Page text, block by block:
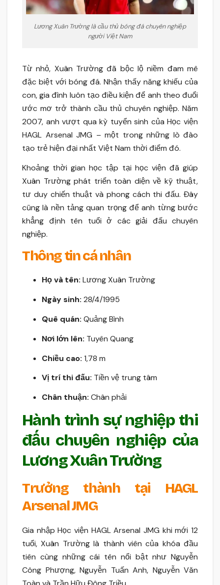
Lương Xuân Trường là cầu thủ bóng đá chuyên nghiệp
người Việt Nam
Từ nhỏ, Xuân Trường đã bộc lộ niềm đam mê
đặc biệt với bóng đá. Nhận thấy năng khiếu của
con, gia đình luôn tạo điều kiện để anh theo đuổi
ước mơ trở thành cầu thủ chuyên nghiệp. Năm
2007, anh vượt qua kỳ tuyển sinh của Học viện
HAGL Arsenal JMG – một trong những lò đào
tạo trẻ hiện đại nhất Việt Nam thời điểm đó.
Khoảng thời gian học tập tại học viện đã giúp
Xuân Trường phát triển toàn diện về kỹ thuật,
tư duy chiến thuật và phong cách thi đấu. Đây
cũng là nền tảng quan trọng để anh từng bước
khẳng định tên tuổi ở các giải đấu chuyên
nghiệp.
Thông tin cá nhân
Họ và tên: Lương Xuân Trường
Ngày sinh: 28/4/1995
Quê quán: Quảng Bình
Nơi lớn lên: Tuyên Quang
Chiều cao: 1,78 m
Vị trí thi đấu: Tiền vệ trung tâm
Chân thuận: Chân phải
Hành trình sự nghiệp thi
đấu chuyên nghiệp của
Lương Xuân Trường
Trưởng thành tại HAGL
Arsenal JMG
Gia nhập Học viện HAGL Arsenal JMG khi mới 12
tuổi, Xuân Trường là thành viên của khóa đầu
tiên cùng những cái tên nổi bật như Nguyễn
Công Phượng, Nguyễn Tuấn Anh, Nguyễn Văn